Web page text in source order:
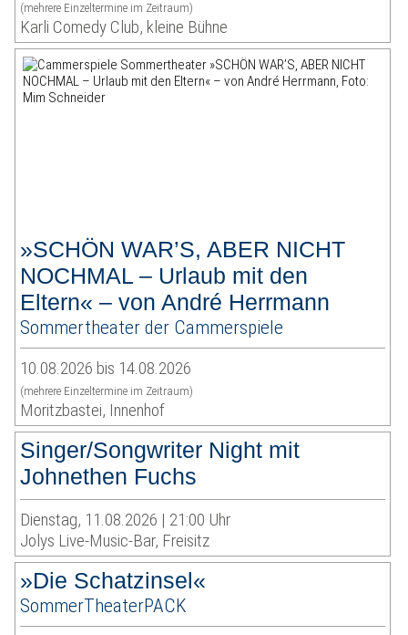
(mehrere Einzeltermine im Zeitraum)
Karli Comedy Club, kleine Bühne
»SCHÖN WAR’S, ABER NICHT
NOCHMAL – Urlaub mit den
Eltern« – von André Herrmann
Sommertheater der Cammerspiele
10.08.2026 bis 14.08.2026
(mehrere Einzeltermine im Zeitraum)
Moritzbastei, Innenhof
Singer/Songwriter Night mit
Johnethen Fuchs
Dienstag, 11.08.2026 | 21:00 Uhr
Jolys Live-Music-Bar, Freisitz
»Die Schatzinsel«
SommerTheaterPACK